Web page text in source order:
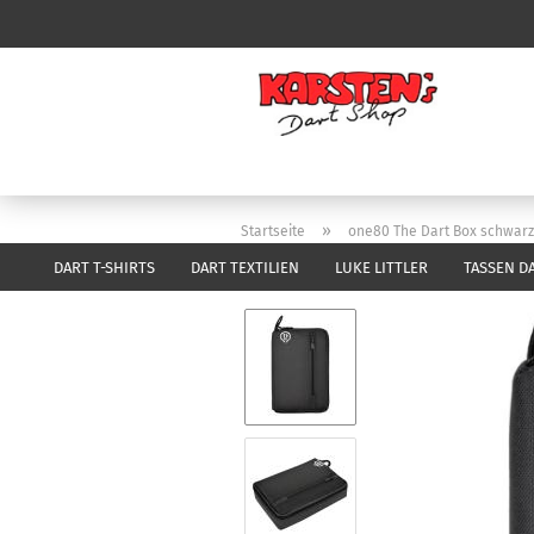
DART T-SHIRTS DART TEXTILIEN LUKE LITTLER TASSEN
Startseite » one80 The Dart Box schwarz